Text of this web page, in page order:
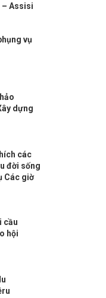
– Assisi
vụ
dựng
các
đời sống
Các giờ
cầu
hội